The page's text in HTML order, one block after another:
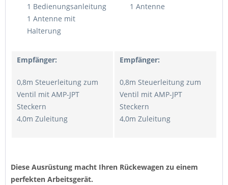
1 Bedienungsanleitung
1 Antenne mit
Halterung
1 Antenne
Empfänger:
0,8m Steuerleitung zum
Ventil mit AMP-JPT
Steckern
4,0m Zuleitung
Empfänger:
0,8m Steuerleitung zum
Ventil mit AMP-JPT
Steckern
4,0m Zuleitung
Diese Ausrüstung macht Ihren Rückewagen zu einem
perfekten Arbeitsgerät.